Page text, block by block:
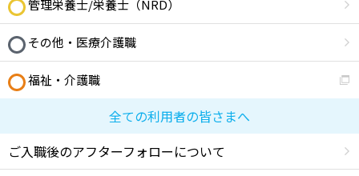
管理栄養士/栄養士（NRD）
その他・医療介護職
福祉・介護職
全ての利用者の皆さまへ
ご入職後のアフターフォローについて